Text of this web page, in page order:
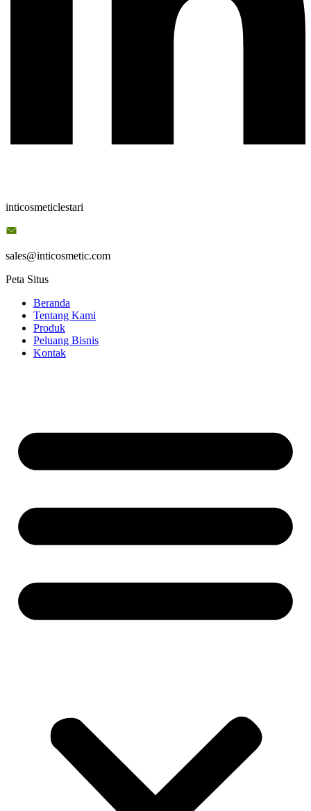
inticosmeticlestari
sales@inticosmetic.com
Peta Situs
Beranda
Tentang Kami
Produk
Peluang Bisnis
Kontak